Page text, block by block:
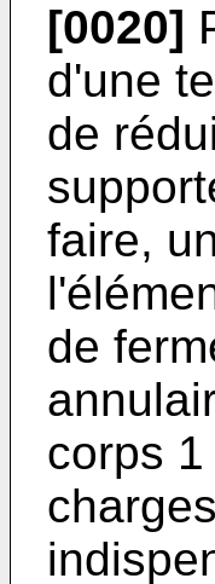
[0020]
d'une
de
faire,
de
corps